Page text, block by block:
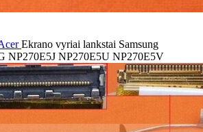
Ekrano vyriai lankstai Samsung
NP270E5J NP270E5U NP270E5V